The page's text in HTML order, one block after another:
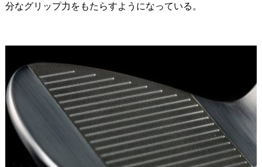
分なグリップ力をもたらすようになっている。